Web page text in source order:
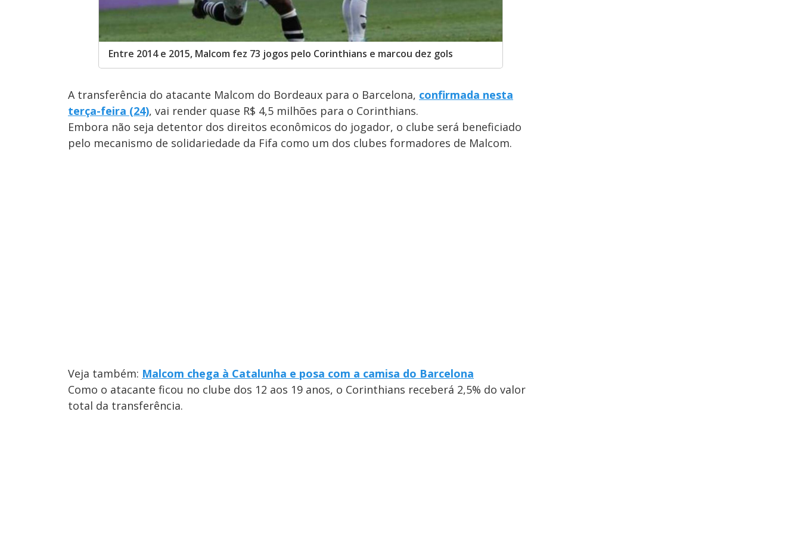
Entre 2014 e 2015, Malcom fez 73 jogos pelo Corinthians e marcou dez gols
A transferência do atacante Malcom do Bordeaux para o Barcelona, confirmada nesta
terça-feira (24), vai render quase R$ 4,5 milhões para o Corinthians.
Embora não seja detentor dos direitos econômicos do jogador, o clube será beneficiado
pelo mecanismo de solidariedade da Fifa como um dos clubes formadores de Malcom.
Veja também: Malcom chega à Catalunha e posa com a camisa do Barcelona
Como o atacante ficou no clube dos 12 aos 19 anos, o Corinthians receberá 2,5% do valor
total da transferência.